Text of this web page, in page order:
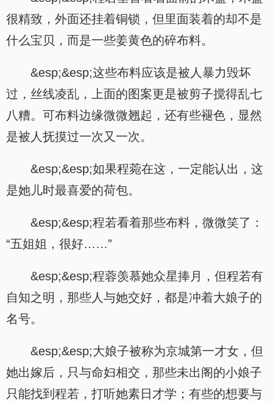
很精致，外面还挂着铜锁，但里面装着的却不是
什么宝贝，而是一些姜黄色的碎布料。
&esp;&esp;这些布料应该是被人暴力毁坏
过，丝线凌乱，上面的图案更是被剪子搅得乱七
八糟。可布料边缘微微翘起，还有些褪色，显然
是被人抚摸过一次又一次。
&esp;&esp;如果程菀在这，一定能认出，这
是她儿时最喜爱的荷包。
&esp;&esp;程若看着那些布料，微微笑了：
“五姐姐，很好……”
&esp;&esp;程蓉羡慕她众星捧月，但程若有
自知之明，那些人与她交好，都是冲着大娘子的
名号。
&esp;&esp;大娘子被称为京城第一才女，但
她出嫁后，只与命妇相交，那些未出阁的小娘子
只能找到程若，打听她素日才学；有些的想要与